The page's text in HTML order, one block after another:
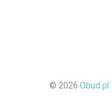
© 2026 Obud.pl.